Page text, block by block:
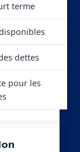
terme
dettes
pour les